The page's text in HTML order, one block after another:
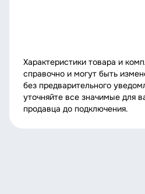
Характеристики товара и
справочно и могут быть
без предварительного
уточняйте все значимые для
продавца до подключения.